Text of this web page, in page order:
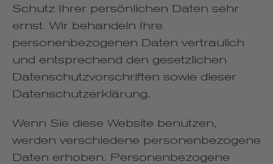
Schutz Ihrer persönlichen Daten sehr
ernst. Wir behandeln Ihre
personenbezogenen Daten vertraulich
und entsprechend den gesetzlichen
Datenschutzvorschriften sowie dieser
Datenschutzerklärung.
Wenn Sie diese Website benutzen,
werden verschiedene personenbezogene
Daten erhoben. Personenbezogene